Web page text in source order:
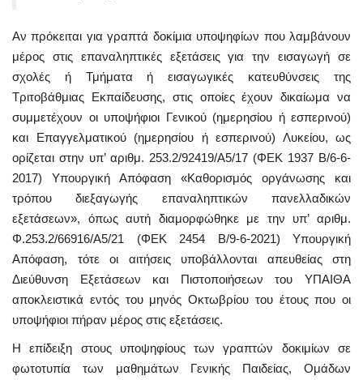
Αν πρόκειται για γραπτά δοκίμια υποψηφίων που λαμβάνουν
μέρος στις επαναληπτικές εξετάσεις για την εισαγωγή σε
σχολές ή Τμήματα ή εισαγωγικές κατευθύνσεις της
Τριτοβάθμιας Εκπαίδευσης, στις οποίες έχουν δικαίωμα να
συμμετέχουν οι υποψήφιοι Γενικού (ημερησίου ή εσπερινού)
και Επαγγελματικού (ημερησίου ή εσπερινού) Λυκείου, ως
ορίζεται στην υπ’ αριθμ. 253.2/92419/Α5/17 (ΦΕΚ 1937 Β/6-6-
2017) Υπουργική Απόφαση «Καθορισμός οργάνωσης και
τρόπου διεξαγωγής επαναληπτικών πανελλαδικών
εξετάσεων», όπως αυτή διαμορφώθηκε με την υπ’ αριθμ.
Φ.253.2/66916/Α5/21 (ΦΕΚ 2454 Β/9-6-2021) Υπουργική
Απόφαση, τότε οι αιτήσεις υποβάλλονται απευθείας στη
Διεύθυνση Εξετάσεων και Πιστοποιήσεων του ΥΠΑΙΘΑ
αποκλειστικά εντός του μηνός Οκτωβρίου του έτους που οι
υποψήφιοι πήραν μέρος στις εξετάσεις.
Η επίδειξη στους υποψηφίους των γραπτών δοκιμίων σε
φωτοτυπία των μαθημάτων Γενικής Παιδείας, Ομάδων